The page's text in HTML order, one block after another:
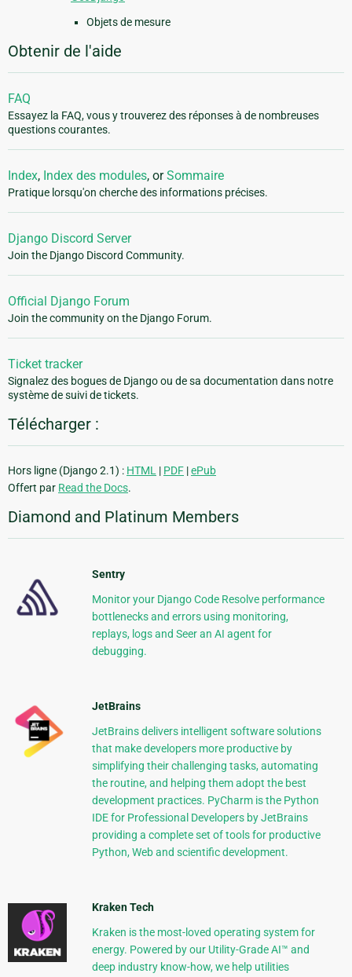
Objets de mesure
Obtenir de l'aide
FAQ
Essayez la FAQ, vous y trouverez des réponses à de nombreuses
questions courantes.
Index, Index des modules, orSommaire
Pratique lorsqu'on cherche des informations précises.
Django Discord Server
Join the Django Discord Community.
Official Django Forum
Join the community on the Django Forum.
Ticket tracker
Signalez des bogues de Django ou de sa documentation dans notre
système de suivi de tickets.
Télécharger :
Hors ligne (Django 2.1) : HTML | PDF |ePub
Offert par Read the Docs.
Diamond and Platinum Members
Sentry
Monitor your Django Code Resolve performance
bottlenecks and errors using monitoring,
replays, logs and Seer an AI agent for
debugging.
JetBrains
JetBrains delivers intelligent software solutions
that make developers more productive by
simplifying their challenging tasks, automating
the routine, and helping them adopt the best
development practices. PyCharm is the Python
IDE for Professional Developers by JetBrains
providing a complete set of tools for productive
Python, Web and scientific development.
Kraken Tech
Kraken is the most-loved operating system for
energy. Powered by our Utility-Grade AI™ and
deep industry know-how, we help utilities